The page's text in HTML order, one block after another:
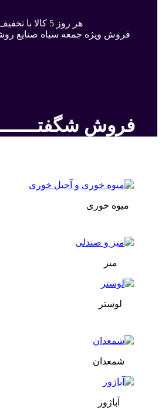
هر روز 5 کالا با تخفیف ویژه
فروش ویژه جمعه سیاه صنایع
فروش
میوه خوری
میز
لوستر
شمعدان
آباژور